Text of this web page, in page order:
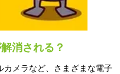
消される？
カメラなど、さまざまな電子